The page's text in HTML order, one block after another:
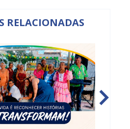
RELACIONADAS